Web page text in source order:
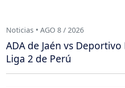
Noticias • AGO 8 / 2026
ADA de Jaén vs
Liga 2 de Perú